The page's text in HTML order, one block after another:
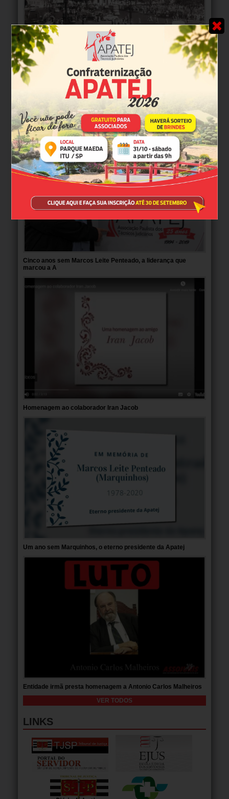
TJ-SP celebra 152 anos. Veja vídeo de comemoração
Vídeo em comemoração aos 152 anos do Tribunal de Justiça
de São Paulo, celebrados em 3/2/2026.
VEJA MAIS
Cinco anos sem Marcos Leite Penteado, a liderança que
marcou a A
Homenagem ao colaborador Iran Jacob
Um ano sem Marquinhos, o eterno presidente da Apatej
Entidade irmã presta homenagem a Antonio Carlos Malheiros
VER TODOS
LINKS